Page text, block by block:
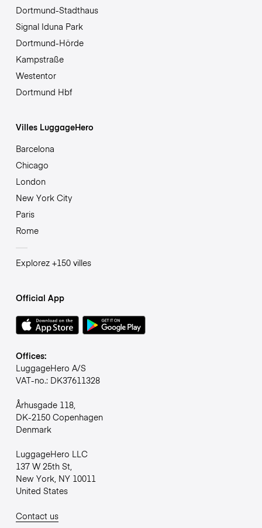
Dortmund-Stadthaus
Signal Iduna Park
Dortmund-Hörde
Kampstraße
Westentor
Dortmund Hbf
Villes LuggageHero
Barcelona
Chicago
London
New York City
Paris
Rome
Explorez +150 villes
Official App
Offices:
LuggageHero A/S
VAT-no.: DK37611328
Århusgade 118,
DK-2150 Copenhagen
Denmark
LuggageHero LLC
137 W 25th St,
New York, NY 10011
United States
Contact us